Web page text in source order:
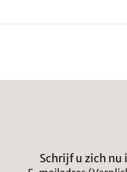
Schrijf u zich